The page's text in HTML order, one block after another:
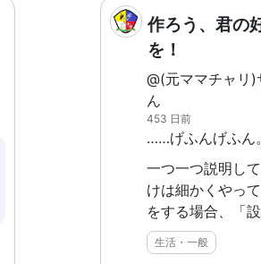
作ろう、君の
を！
@(元ママチャリ)
ん
453 日前
一つ一つ説明していき
けは細かくやっ
をする場合、「
ないようにする
ようになります
生活・一般